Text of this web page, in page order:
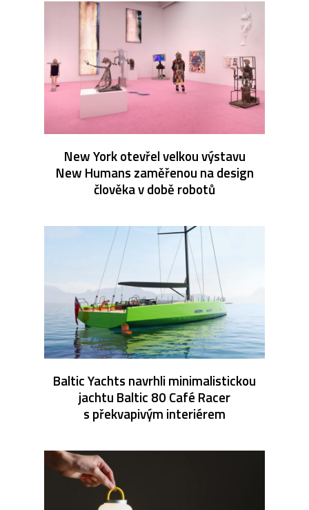
New York otevřel velkou výstavu
New Humans zaměřenou na design
člověka v době robotů
Baltic Yachts navrhli minimalistickou
jachtu Baltic 80 Café Racer
s překvapivým interiérem